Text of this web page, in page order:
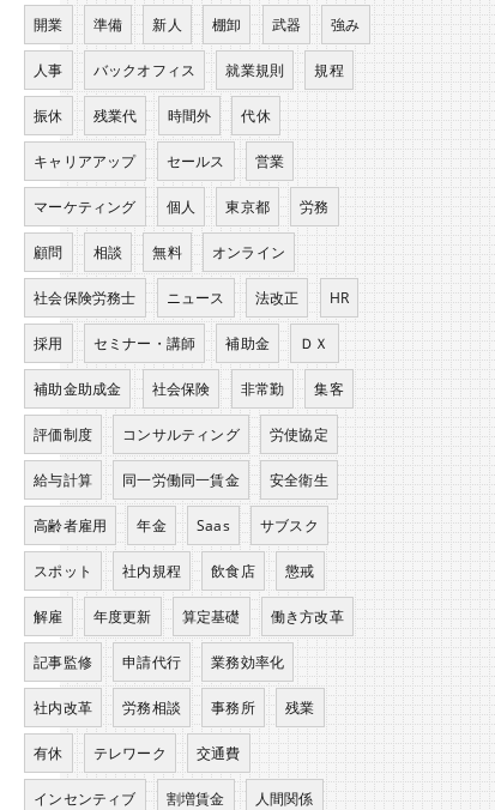
開業 準備 新人 棚卸 武器 強み
人事 バックオフィス 就業規則 規程
振休 残業代 時間外 代休
キャリアアップ セールス 営業
マーケティング 個人 東京都 労務
顧問 相談 無料 オンライン
社会保険労務士 ニュース 法改正 HR
採用 セミナー・講師 補助金 ＤＸ
補助金助成金 社会保険 非常勤 集客
評価制度 コンサルティング 労使協定
給与計算 同一労働同一賃金 安全衛生
高齢者雇用 年金 Saas サブスク
スポット 社内規程 飲食店 懲戒
解雇 年度更新 算定基礎 働き方改革
記事監修 申請代行 業務効率化
社内改革 労務相談 事務所 残業
有休 テレワーク 交通費
インセンティブ 割増賃金 人間関係